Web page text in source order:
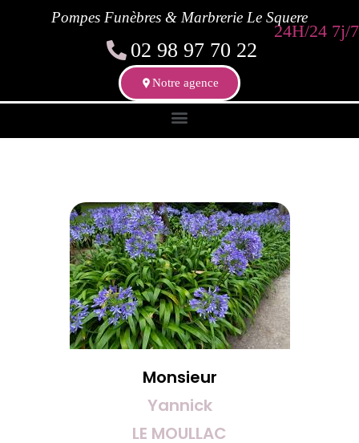
Pompes Funèbres & Marbrerie Le Squere
02 98 97 70 22
24H/24 7j/7
Notre agence
Monsieur
Yannick
LE MOULLAC